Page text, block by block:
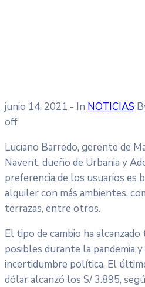
junio 14, 2021 - In NOTICIAS
off
Luciano Barredo, gerente de
Navent, dueño de Urbania y
preferencia de los usuarios es
alquiler con más ambientes,
terrazas, entre otros.
El tipo de cambio ha alcanzado
posibles durante la pandemia
incertidumbre política. El
dólar alcanzó los S/ 3.895,